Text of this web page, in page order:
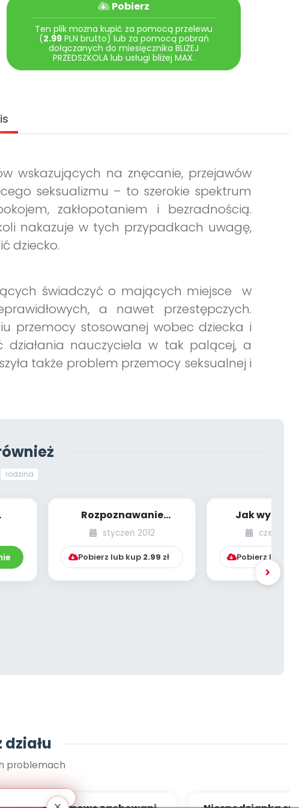
Pobierz
Ten plik można kupić za pomocą przelewu
(2.99PLN brutto) lub za pomocą pobrań
dołączanych do miesięcznika BLIŻEJ
PRZEDSZKOLA lub usługi bliżej MAX.
wskazujących na znęcanie, przejawów
seksualizmu – to szerokie spektrum
zakłopotaniem i bezradnością.
nakazuje w tych przypadkach uwagę,
dziecko.
świadczyć o mających miejsce w
a nawet przestępczych.
przemocy stosowanej wobec dziecka i
nauczyciela w tak palącej, a
także problem przemocy seksualnej i
rodzina
Rozpoznawanie
symptomów przemocy
wobec dziecka
styczeń 2012
Pobierz lub kup 2.99 zł
Jak
dzieciom, że
mogą
czerwiec
Pobierz lub
działu
problemach